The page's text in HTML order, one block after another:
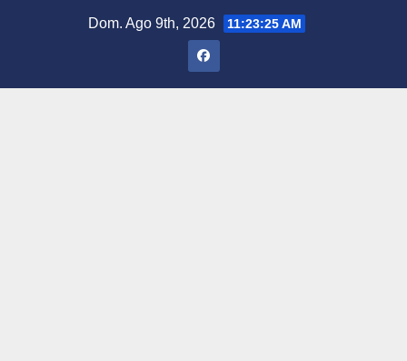
Dom. Ago 9th, 2026 11:23:25 AM